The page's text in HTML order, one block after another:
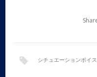
シチュエーションボイス